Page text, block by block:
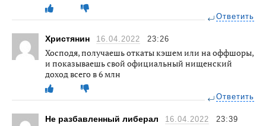
Ответить
Христянин 16.04.2022 23:26
Хосподя, получаешь откаты кэшем или на оффшоры,
и показываешь свой официальный нищенский
доход всего в 6 млн
Ответить
Не разбавленный либерал 16.04.2022 23:39